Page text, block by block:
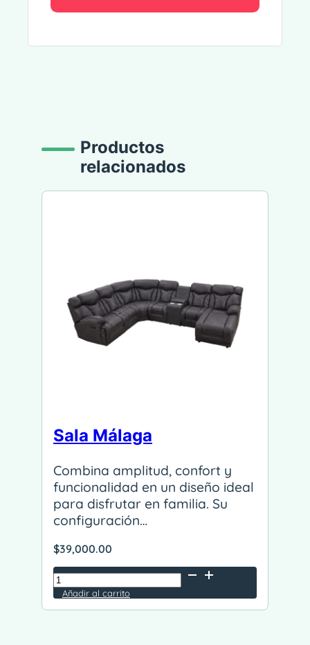
Productos
relacionados
Sala Málaga
Combina amplitud, confort y
funcionalidad en un diseño ideal
para disfrutar en familia. Su
configuración…
$39,000.00
Sala
Málaga
cantidad
Añadir al carrito